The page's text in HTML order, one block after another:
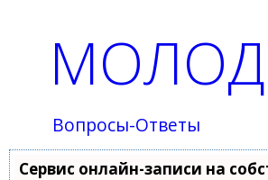
Вопросы-Ответы
Сервис онлайн-записи на